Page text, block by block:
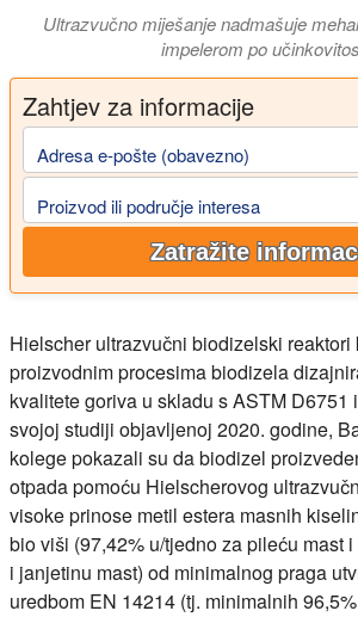
Ultrazvučno miješanje nadmašuje
impelerom po
Zahtjev za informacije
Adresa e-pošte (obavezno)
Proizvod ili područje interesa
Zatražite
Hielscher ultrazvučni biodizelski reaktori
proizvodnim procesima biodizela
kvalitete goriva u skladu s ASTM D6751
svojoj studiji objavljenoj 2020. godine,
kolege pokazali su da biodizel
otpada pomoću Hielscherovog
visoke prinose metil estera masnih
bio viši (97,42% u/tjedno za pileću mast
i janjetinu mast) od minimalnog praga
uredbom EN 14214 (tj. minimalnih